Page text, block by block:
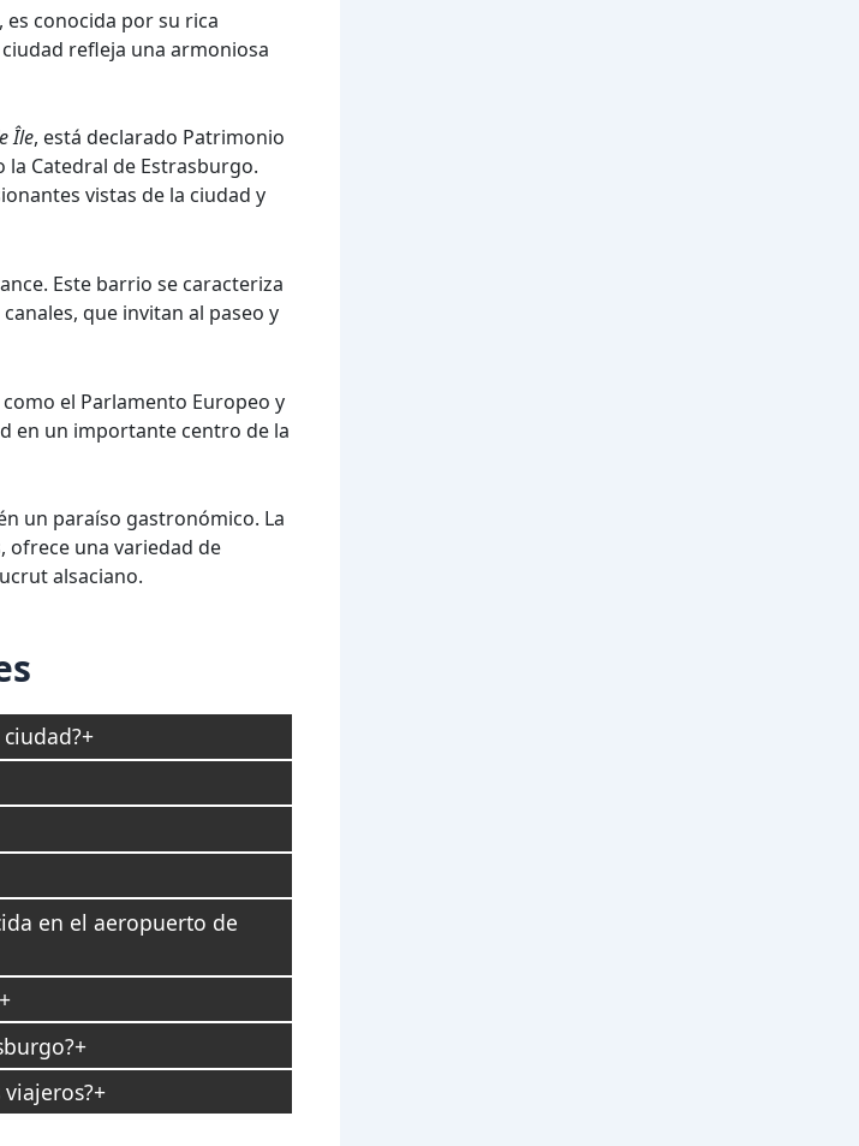
es conocida por su rica
refleja una armoniosa
Île, está declarado Patrimonio
la Catedral de Estrasburgo.
vistas de la ciudad y
Este barrio se caracteriza
que invitan al paseo y
el Parlamento Europeo y
en un importante centro de la
un paraíso gastronómico. La
ofrece una variedad de
alsaciano.
en el aeropuerto de